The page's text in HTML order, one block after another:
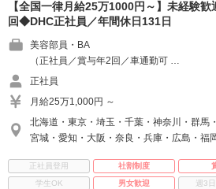
【全国一律月給25万1000円～】未経験
回◆DHC正社員／年間休日131日
美容部員・BA
（正社員／賞与年2回／車通勤可 …
正社員
月給25万1,000円 ～
北海道・東京・埼玉・千葉・神奈川・群馬
宮城・愛知・大阪・奈良・兵庫・広島・福
正社員登用 社割制度
学生OK
男女歓迎 週3